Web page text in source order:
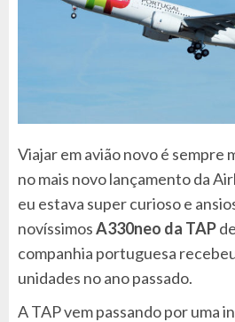
Viajar em avião novo é sempre
no mais novo lançamento da
eu estava super curioso e
novíssimosA330neo da TAP
companhia portuguesa
unidades no ano passado.
A TAP vem passando por uma